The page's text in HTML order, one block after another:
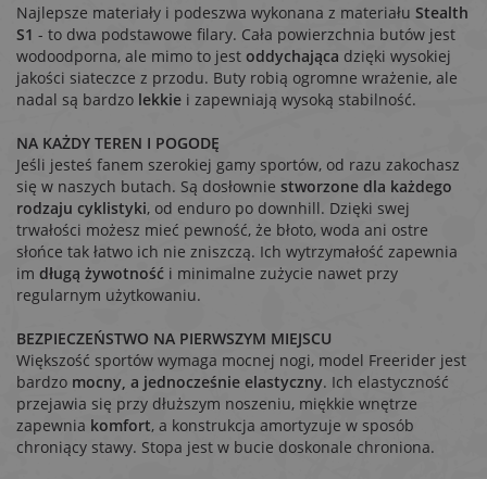
Najlepsze materiały i podeszwa wykonana z materiału Stealth
S1 - to dwa podstawowe filary. Cała powierzchnia butów jest
wodoodporna, ale mimo to jest oddychająca dzięki wysokiej
jakości siateczce z przodu. Buty robią ogromne wrażenie, ale
nadal są bardzo lekkie i zapewniają wysoką stabilność.
NA KAŻDY TEREN I POGODĘ
Jeśli jesteś fanem szerokiej gamy sportów, od razu zakochasz
się w naszych butach. Są dosłownie stworzone dla każdego
rodzaju cyklistyki, od enduro po downhill. Dzięki swej
trwałości możesz mieć pewność, że błoto, woda ani ostre
słońce tak łatwo ich nie zniszczą. Ich wytrzymałość zapewnia
im długą żywotność i minimalne zużycie nawet przy
regularnym użytkowaniu.
BEZPIECZEŃSTWO NA PIERWSZYM MIEJSCU
Większość sportów wymaga mocnej nogi, model Freerider jest
bardzo mocny, a jednocześnie elastyczny. Ich elastyczność
przejawia się przy dłuższym noszeniu, miękkie wnętrze
zapewnia komfort, a konstrukcja amortyzuje w sposób
chroniący stawy. Stopa jest w bucie doskonale chroniona.